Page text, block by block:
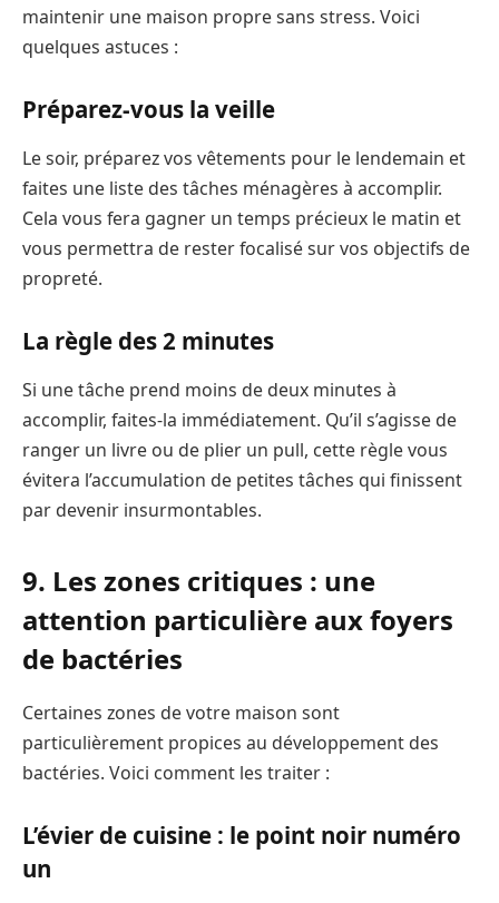
maintenir une maison propre sans stress. Voici
quelques astuces :
Préparez-vous la veille
Le soir, préparez vos vêtements pour le lendemain et
faites une liste des tâches ménagères à accomplir.
Cela vous fera gagner un temps précieux le matin et
vous permettra de rester focalisé sur vos objectifs de
propreté.
La règle des 2 minutes
Si une tâche prend moins de deux minutes à
accomplir, faites-la immédiatement. Qu’il s’agisse de
ranger un livre ou de plier un pull, cette règle vous
évitera l’accumulation de petites tâches qui finissent
par devenir insurmontables.
9. Les zones critiques : une
attention particulière aux foyers
de bactéries
Certaines zones de votre maison sont
particulièrement propices au développement des
bactéries. Voici comment les traiter :
L’évier de cuisine : le point noir numéro
un